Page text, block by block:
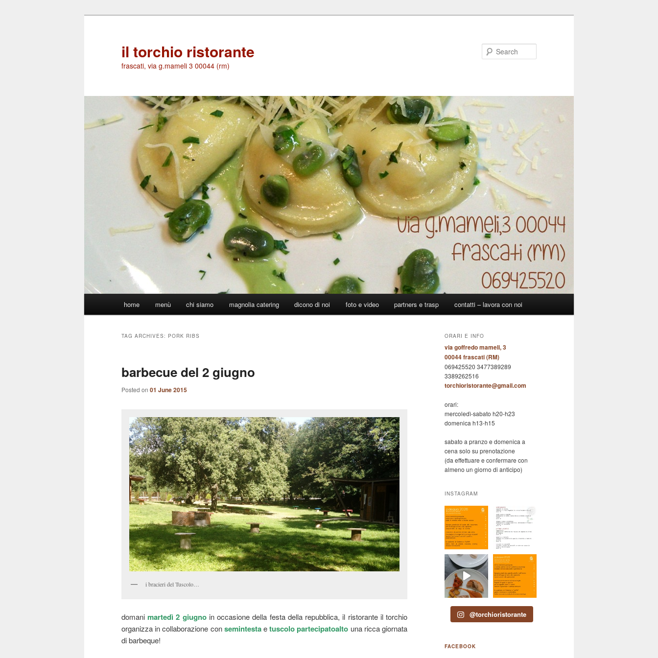
il torchio ristorante
frascati, via g.mameli 3 00044 (rm)
home menù chi siamo magnolia catering dicono di noi foto e video partners e trasp contatti – lavora con noi
TAG ARCHIVES: PORK RIBS
barbecue del 2 giugno
Posted on 01 June 2015
i bracieri del Tuscolo…
domani martedì 2 giugnoin occasione della festa della repubblica, il ristorante il torchio
organizza in collaborazione consemintestaetuscolo partecipatoalto una ricca giornata
di barbeque!
ORARI E INFO
via goffredo mameli, 3
00044 frascati (RM)
069425520 3477389289
3389262516
torchioristorante@gmail.com
orari:
mercoledì-sabato h20-h23
domenica h13-h15
sabato a pranzo e domenica a
cena solo su prenotazione
(da effettuare e confermare con
almeno un giorno di anticipo)
INSTAGRAM
@torchioristorante
FACEBOOK